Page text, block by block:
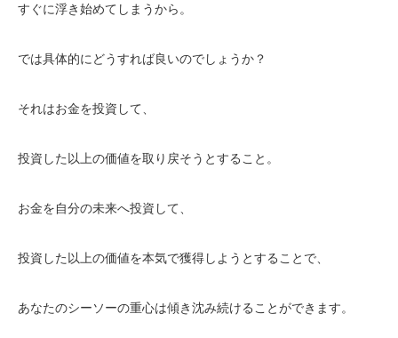
すぐに浮き始めてしまうから。
では具体的にどうすれば良いのでしょうか？
それはお金を投資して、
投資した以上の価値を取り戻そうとすること。
お金を自分の未来へ投資して、
投資した以上の価値を本気で獲得しようとすることで、
あなたのシーソーの重心は傾き沈み続けることができます。